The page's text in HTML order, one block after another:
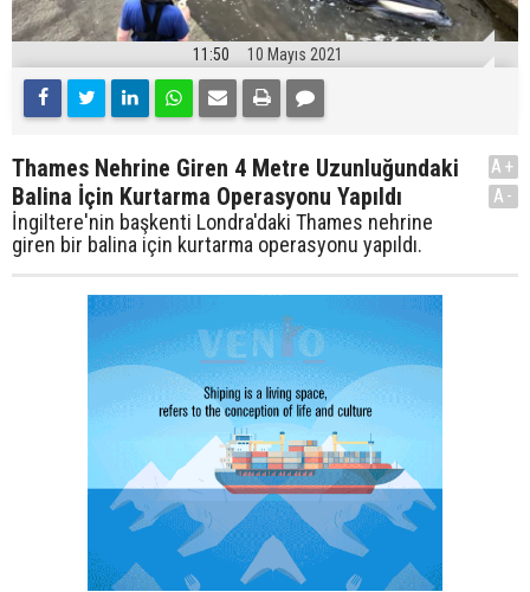
11:50 10 Mayıs 2021
Thames Nehrine Giren 4 Metre Uzunluğundaki
Balina İçin Kurtarma Operasyonu Yapıldı
İngiltere'nin başkenti Londra'daki Thames nehrine
giren bir balina için kurtarma operasyonu yapıldı.
A+
A-